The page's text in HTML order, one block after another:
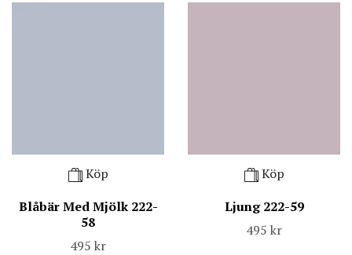
Köp
Blåbär Med Mjölk 222-
58
495 kr
Köp
Ljung 222-59
495 kr